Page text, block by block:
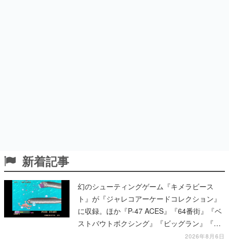
新着記事
幻のシューティングゲーム『キメラビース
ト』が『ジャレコアーケードコレクション』
に収録。ほか『P-47 ACES』『64番街』『ベ
ストバウトボクシング』『ビッグラン』『サ
イキック5』『ピンボ』など、新たに12タイ
2026年8月6日